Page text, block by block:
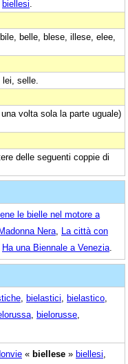
biellesi
belle, blese, illese, elee,
selle.
volta sola la parte uguale)
delle seguenti coppie di
le bielle nel motore a
Nera La città con
Ha una Biennale a Venezia
bielastici bielastico
bielorusse
« biellese » biellesi